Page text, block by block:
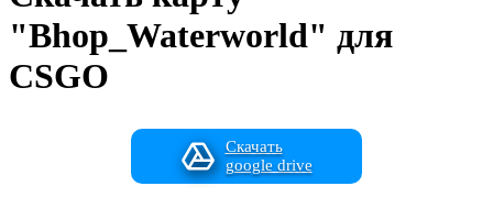
"Bhop_Waterworld" для
CSGO
Скачать
google drive